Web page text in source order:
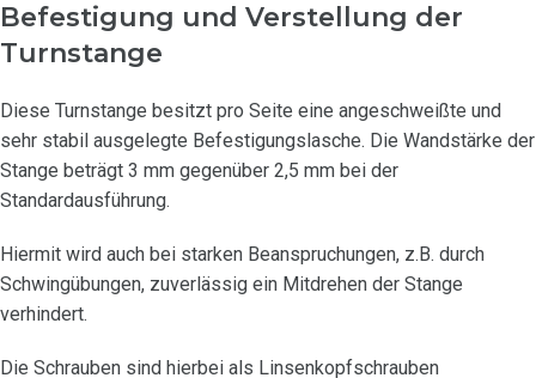
Befestigung und Verstellung der
Turnstange
Diese Turnstange besitzt pro Seite eine angeschweißte und
sehr stabil ausgelegte Befestigungslasche. Die Wandstärke der
Stange beträgt 3 mm gegenüber 2,5 mm bei der
Standardausführung.
Hiermit wird auch bei starken Beanspruchungen, z.B. durch
Schwingübungen, zuverlässig ein Mitdrehen der Stange
verhindert.
Die Schrauben sind hierbei als Linsenkopfschrauben